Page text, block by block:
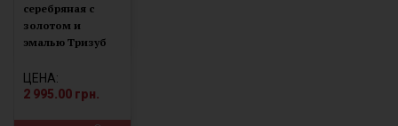
серебряная с
золотом и
эмалью Тризуб
ЦЕНА:
2 995.00 грн.